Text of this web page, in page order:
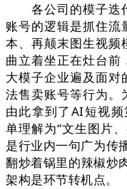
各公司的模子迭
账号的逻辑是抓住流
本、再颠末图生视频
曲立着坐正在灶台前
大模子企业遍及面对
法售卖账号等行为。
由此拿到了AI短视
单理解为“文生图片
是行业内一句广为传
翻炒着锅里的辣椒炒
架构是环节转机点。